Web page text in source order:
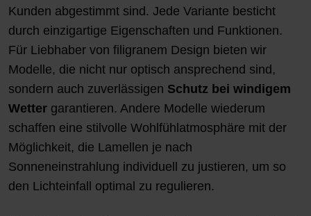
Kunden abgestimmt sind. Jede Variante besticht
durch einzigartige Eigenschaften und Funktionen.
Für Liebhaber von filigranem Design bieten wir
Modelle, die nicht nur optisch ansprechend sind,
sondern auch zuverlässigen Schutz bei windigem
Wetter garantieren. Andere Modelle wiederum
schaffen eine stilvolle Wohlfühlatmosphäre mit der
Möglichkeit, die Lamellen je nach
Sonneneinstrahlung individuell zu justieren, um so
den Lichteinfall optimal zu regulieren.